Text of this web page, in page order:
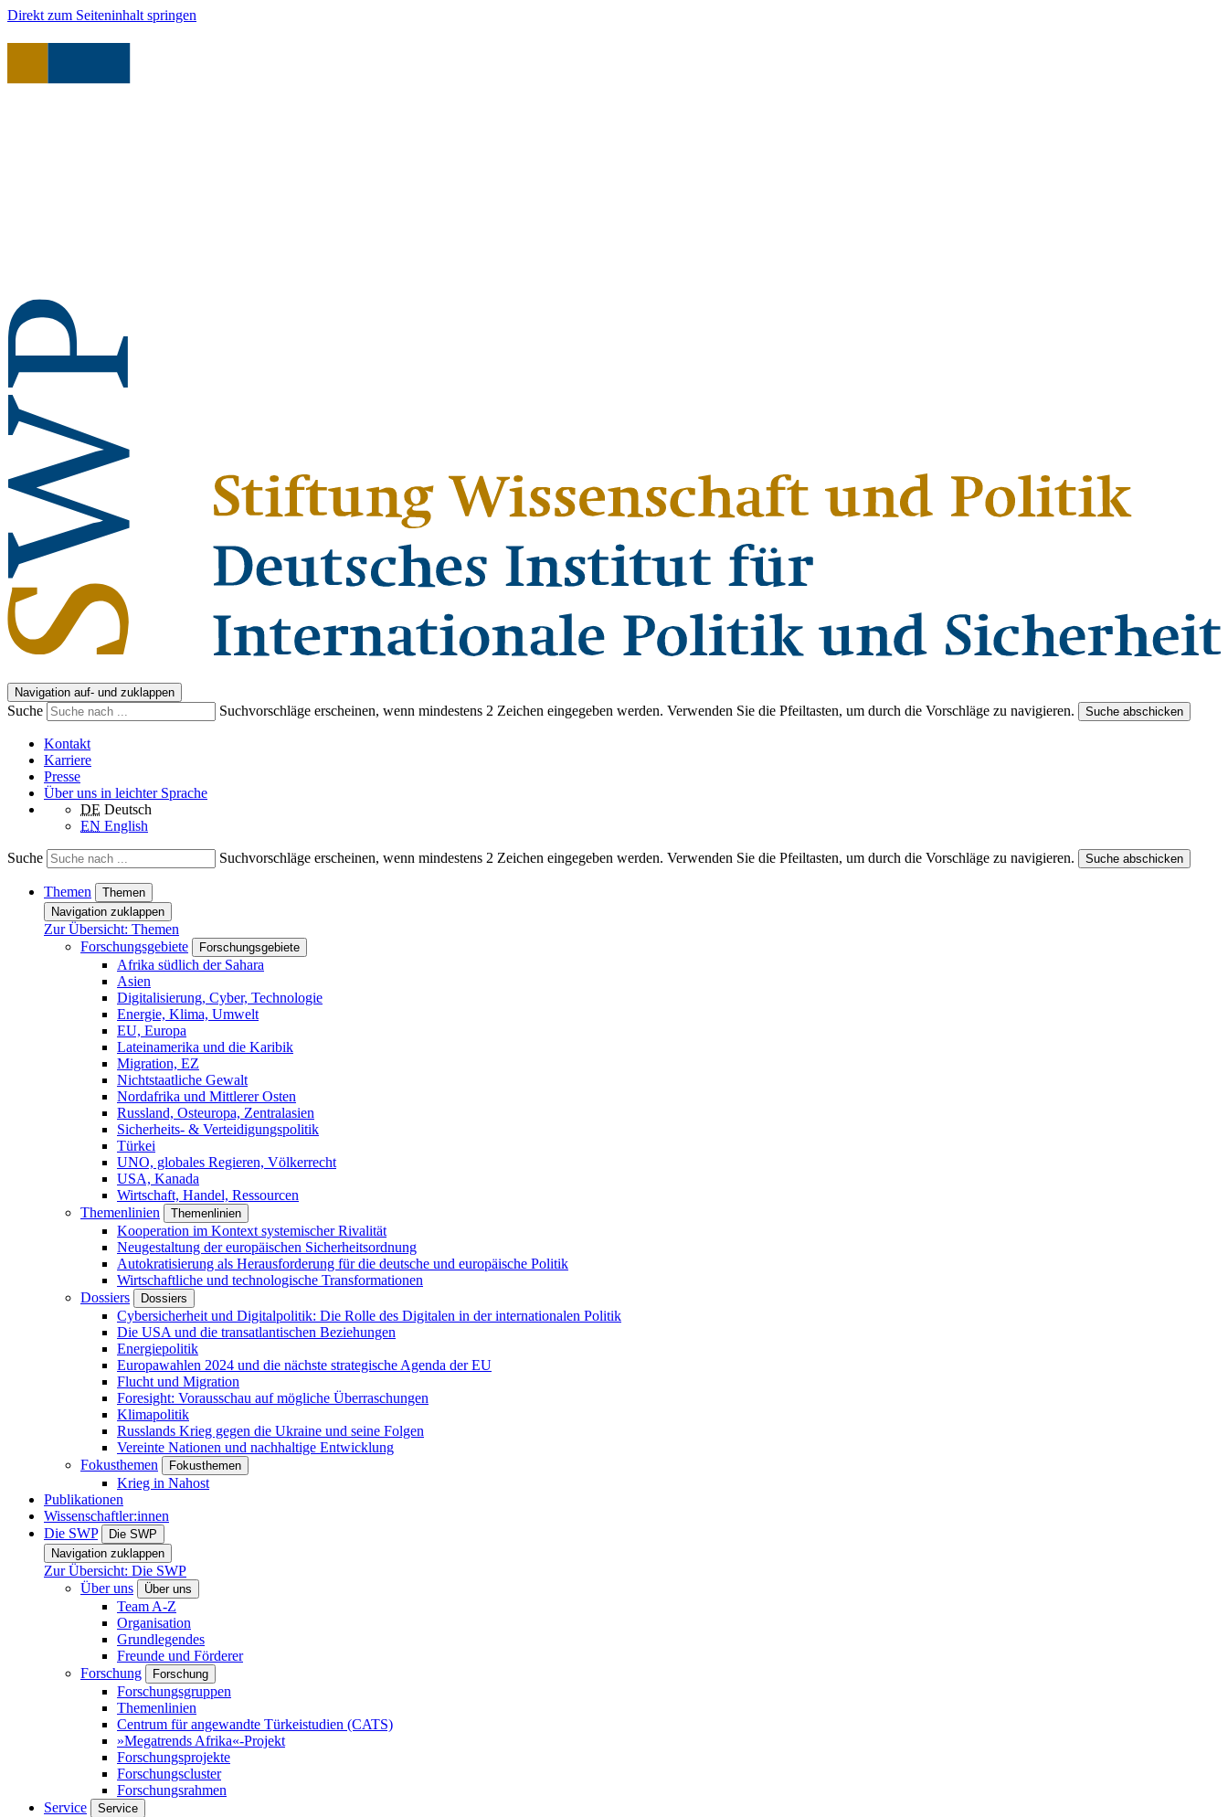
Direkt zum Seiteninhalt springen
Navigation auf- und zuklappen
Suche Suchvorschläge erscheinen, wenn mindestens 2 Zeichen eingegeben werden. Verwenden Sie die Pfeiltasten, um durch die Vorschläge zu navigieren. Suche abschicken
Kontakt
Karriere
Presse
Über uns in leichter Sprache
DE Deutsch
EN English
Suche Suchvorschläge erscheinen, wenn mindestens 2 Zeichen eingegeben werden. Verwenden Sie die Pfeiltasten, um durch die Vorschläge zu navigieren. Suche abschicken
Themen
Themen
Navigation zuklappen
Zur Übersicht: Themen
Forschungsgebiete
Forschungsgebiete
Afrika südlich der Sahara
Asien
Digitalisierung, Cyber, Technologie
Energie, Klima, Umwelt
EU, Europa
Lateinamerika und die Karibik
Migration, EZ
Nichtstaatliche Gewalt
Nordafrika und Mittlerer Osten
Russland, Osteuropa, Zentralasien
Sicherheits- & Verteidigungspolitik
Türkei
UNO, globales Regieren, Völkerrecht
USA, Kanada
Wirtschaft, Handel, Ressourcen
Themenlinien
Themenlinien
Kooperation im Kontext systemischer Rivalität
Neugestaltung der europäischen Sicherheitsordnung
Autokratisierung als Herausforderung für die deutsche und europäische Politik
Wirtschaftliche und technologische Transformationen
Dossiers
Dossiers
Cybersicherheit und Digitalpolitik: Die Rolle des Digitalen in der internationalen Politik
Die USA und die transatlantischen Beziehungen
Energiepolitik
Europawahlen 2024 und die nächste strategische Agenda der EU
Flucht und Migration
Foresight: Vorausschau auf mögliche Überraschungen
Klimapolitik
Russlands Krieg gegen die Ukraine und seine Folgen
Vereinte Nationen und nachhaltige Entwicklung
Fokusthemen
Fokusthemen
Krieg in Nahost
Publikationen
Wissenschaftler:innen
Die SWP
Die SWP
Navigation zuklappen
Zur Übersicht: Die SWP
Über uns
Über uns
Team A-Z
Organisation
Grundlegendes
Freunde und Förderer
Forschung
Forschung
Forschungsgruppen
Themenlinien
Centrum für angewandte Türkeistudien (CATS)
»Megatrends Afrika«-Projekt
Forschungsprojekte
Forschungscluster
Forschungsrahmen
Service
Service